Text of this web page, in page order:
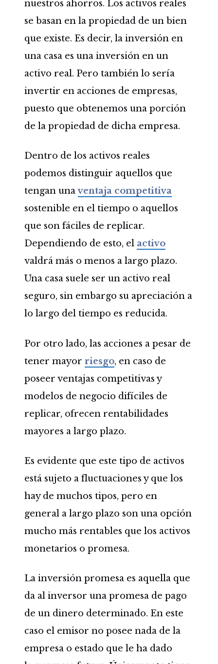
nuestros ahorros. Los activos reales
se basan en la propiedad de un bien
que existe. Es decir, la inversión en
una casa es una inversión en un
activo real. Pero también lo sería
invertir en acciones de empresas,
puesto que obtenemos una porción
de la propiedad de dicha empresa.
Dentro de los activos reales
podemos distinguir aquellos que
tengan unaventaja competitiva
sostenible en el tiempo o aquellos
que son fáciles de replicar.
Dependiendo de esto, el activo
valdrá más o menos a largo plazo.
Una casa suele ser un activo real
seguro, sin embargo su apreciación a
lo largo del tiempo es reducida.
Por otro lado, las acciones a pesar de
tener mayor riesgo, en caso de
poseer ventajas competitivas y
modelos de negocio difíciles de
replicar, ofrecen rentabilidades
mayores a largo plazo.
Es evidente que este tipo de activos
está sujeto a fluctuaciones y que los
hay de muchos tipos, pero en
general a largo plazo son una opción
mucho más rentables que los activos
monetarios o promesa.
La inversión promesa es aquella que
da al inversor una promesa de pago
de un dinero determinado. En este
caso el emisor no posee nada de la
empresa o estado que le ha dado